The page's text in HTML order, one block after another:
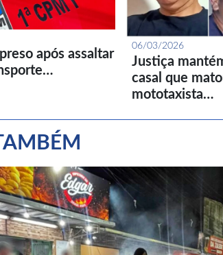
após assaltar
06/03/2026
Justiça
casal que
mototaxista…